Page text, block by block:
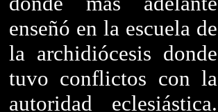
enseñó en la escuela de
la archidiócesis donde
tuvo conflictos con la
autoridad eclesiástica.